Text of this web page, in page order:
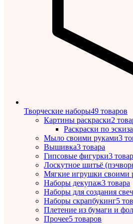
Творческие наборы49 товаров
Картины раскраски2
Раскраски по
Мыло своими руками3
Вышивка3 товара
Гипсовые фигурки3
Лоскутное шитьё
Мягкие игрушки своими
Наборы декупаж3 товара
Наборы для создания
Наборы скрапбукинг5
Плетение из бумаги и
Прочее5 товаров